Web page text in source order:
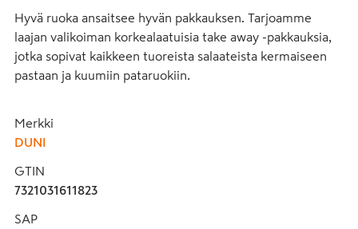
Hyvä ruoka ansaitsee hyvän pakkauksen. Tarjoamme
laajan valikoiman korkealaatuisia take away -pakkauksia,
jotka sopivat kaikkeen tuoreista salaateista kermaiseen
pastaan ja kuumiin pataruokiin.
Merkki
DUNI
GTIN
7321031611823
SAP